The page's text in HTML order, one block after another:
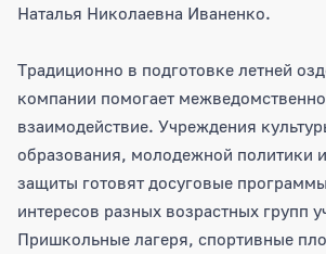
Наталья Николаевна Иваненко.
Традиционно в подготовке летней
компании помогает
взаимодействие. Учреждения
образования, молодежной политики
защиты готовят досуговые
интересов разных возрастных групп
Пришкольные лагеря, спортивные